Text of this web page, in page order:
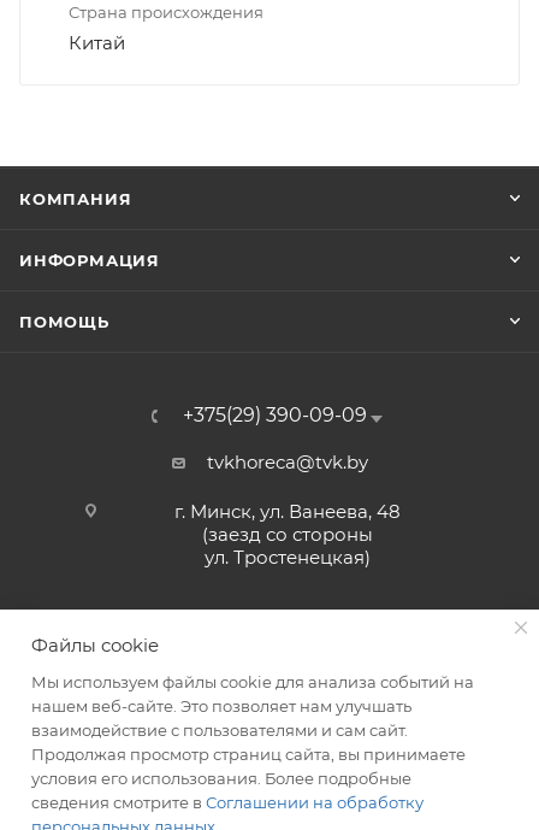
Страна происхождения
Китай
КОМПАНИЯ
ИНФОРМАЦИЯ
ПОМОЩЬ
+375(29) 390-09-09
tvkhoreca@tvk.by
г. Минск, ул. Ванеева, 48
(заезд со стороны
ул. Тростенецкая)
2026 © ЗАО «ТВК»
Файлы cookie
Мы используем файлы cookie для анализа событий на
нашем веб-сайте. Это позволяет нам улучшать
взаимодействие с пользователями и сам сайт.
Продолжая просмотр страниц сайта, вы принимаете
условия его использования. Более подробные
сведения смотрите в Соглашении на обработку